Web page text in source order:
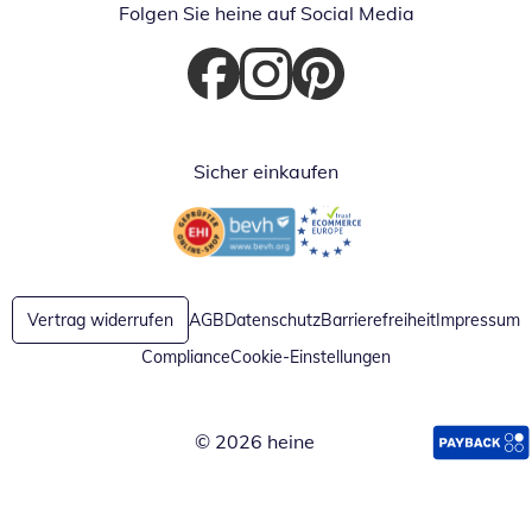
Folgen Sie heine auf Social Media
Öffnet in neuem Fenster
Öffnet in neuem Fenster
Öffnet in neuem Fenster
Sicher einkaufen
Öffnet in neuem FensterÖffnet in neuem Fenster
Vertrag widerrufen AGBDatenschutzBarrierefreiheitImpressum
ComplianceCookie-Einstellungen
© 2026 heine